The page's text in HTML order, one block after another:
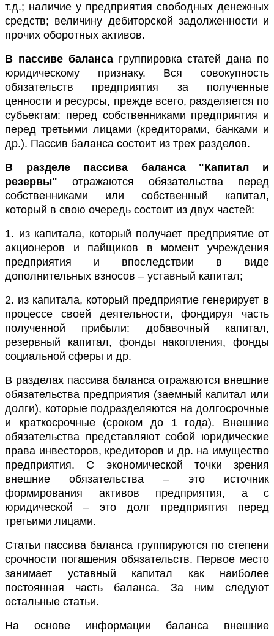
т.д.; наличие у предприятия свободных денежных
средств; величину дебиторской задолженности и
прочих оборотных активов.
В пассиве балансагруппировка статей дана по
юридическому признаку. Вся совокупность
обязательств предприятия за полученные
ценности и ресурсы, прежде всего, разделяется по
субъектам: перед собственниками предприятия и
перед третьими лицами (кредиторами, банками и
др.). Пассив баланса состоит из трех разделов.
В разделе пассива баланса "Капитал и
резервы" отражаются обязательства перед
собственниками или собственный капитал,
который в свою очередь состоит из двух частей:
1. из капитала, который получает предприятие от
акционеров и пайщиков в момент учреждения
предприятия и впоследствии в виде
дополнительных взносов – уставный капитал;
2. из капитала, который предприятие генерирует в
процессе своей деятельности, фондируя часть
полученной прибыли: добавочный капитал,
резервный капитал, фонды накопления, фонды
социальной сферы и др.
В разделах пассива баланса отражаются внешние
обязательства предприятия (заемный капитал или
долги), которые подразделяются на долгосрочные
и краткосрочные (сроком до 1 года). Внешние
обязательства представляют собой юридические
права инвесторов, кредиторов и др. на имущество
предприятия. С экономической точки зрения
внешние обязательства – это источник
формирования активов предприятия, а с
юридической – это долг предприятия перед
третьими лицами.
Статьи пассива баланса группируются по степени
срочности погашения обязательств. Первое место
занимает уставный капитал как наиболее
постоянная часть баланса. За ним следуют
остальные статьи.
На основе информации баланса внешние